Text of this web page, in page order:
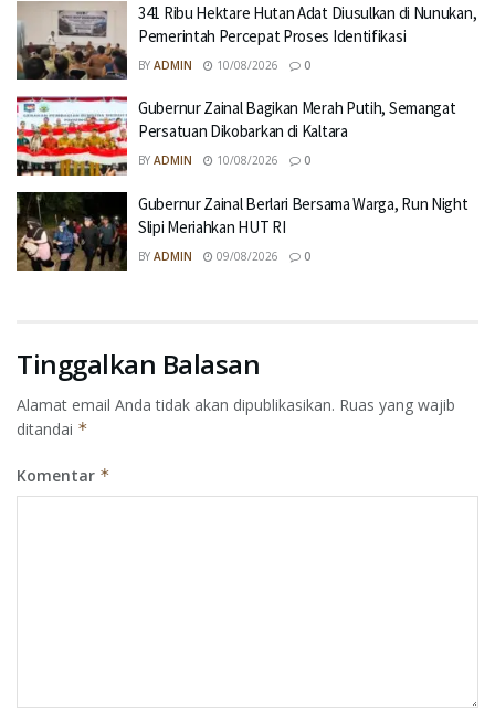
341 Ribu Hektare Hutan Adat Diusulkan di Nunukan,
Pemerintah Percepat Proses Identifikasi
BY ADMIN 10/08/2026 0
Gubernur Zainal Bagikan Merah Putih, Semangat
Persatuan Dikobarkan di Kaltara
BY ADMIN 10/08/2026 0
Gubernur Zainal Berlari Bersama Warga, Run Night
Slipi Meriahkan HUT RI
BY ADMIN 09/08/2026 0
Tinggalkan Balasan
Alamat email Anda tidak akan dipublikasikan. Ruas yang wajib
ditandai *
Komentar *